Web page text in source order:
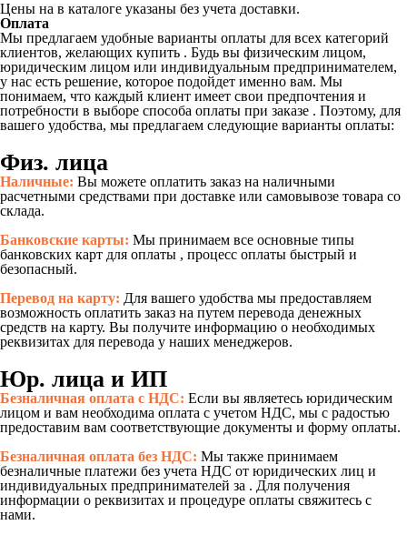
Цены на в каталоге указаны без учета доставки.
Оплата
Мы предлагаем удобные варианты оплаты для всех категорий
клиентов, желающих купить . Будь вы физическим лицом,
юридическим лицом или индивидуальным предпринимателем,
у нас есть решение, которое подойдет именно вам. Мы
понимаем, что каждый клиент имеет свои предпочтения и
потребности в выборе способа оплаты при заказе . Поэтому, для
вашего удобства, мы предлагаем следующие варианты оплаты:
Физ. лица
Наличные: Вы можете оплатить заказ на наличными
расчетными средствами при доставке или самовывозе товара со
склада.
Банковские карты: Мы принимаем все основные типы
банковских карт для оплаты , процесс оплаты быстрый и
безопасный.
Перевод на карту: Для вашего удобства мы предоставляем
возможность оплатить заказ на путем перевода денежных
средств на карту. Вы получите информацию о необходимых
реквизитах для перевода у наших менеджеров.
Юр. лица и ИП
Безналичная оплата с НДС: Если вы являетесь юридическим
лицом и вам необходима оплата с учетом НДС, мы с радостью
предоставим вам соответствующие документы и форму оплаты.
Безналичная оплата без НДС: Мы также принимаем
безналичные платежи без учета НДС от юридических лиц и
индивидуальных предпринимателей за . Для получения
информации о реквизитах и процедуре оплаты свяжитесь с
нами.